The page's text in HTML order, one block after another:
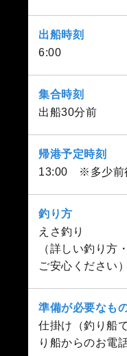
出船時刻
6:00
集合時刻
出船30分前
帰港予定時刻
13:00 ※多少前
釣り方
えさ釣り
（詳しい釣り方
ご安心ください）
準備が必要なも
仕掛け（釣り船
り船からのお電